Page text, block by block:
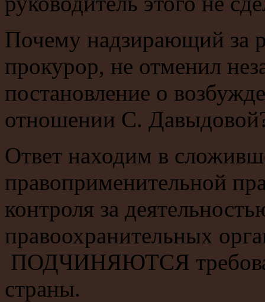
Почему надзирающий за
прокурор, не отменил
постановление о
отношении С.
Ответ находим в
правоприменительной
контроля за
правоохранительных
ПОДЧИНЯЮТСЯ
страны.